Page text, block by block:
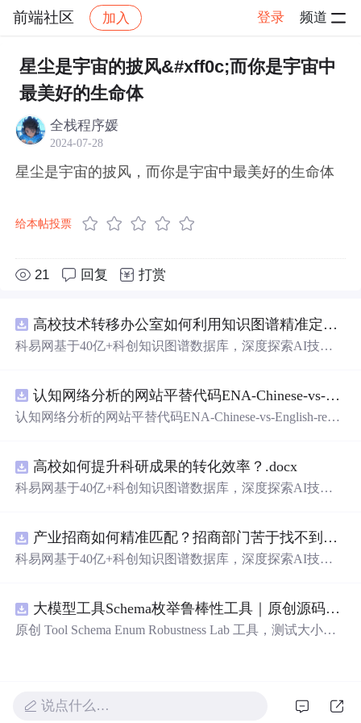
前端社区 加入 登录 频道
社区 前端社区 感慨 帖子详情
星尘是宇宙的披风&#xff0c;而你是宇宙中
最美好的生命体
全栈程序媛
2024-07-28
星尘是宇宙的披风，而你是宇宙中最美好的生命体
给本帖投票
21 回复 打赏
高校技术转移办公室如何利用知识图谱精准定位产业需求与技术适配点？.docx
科易网基于40亿+科创知识图谱数据库，深度探索AI技术
新领域的AI+数智化解决方案，推动科技创新与产业创新
智能化发展。
认知网络分析的网站平替代码ENA-Chinese-vs-English-reproducible.zip
认知网络分析的网站平替代码ENA-Chinese-vs-English-repro
高校如何提升科研成果的转化效率？.docx
科易网基于40亿+科创知识图谱数据库，深度探索AI技术
新领域的AI+数智化解决方案，推动科技创新与产业创新
智能化发展。
产业招商如何精准匹配？招商部门苦于找不到符合产业链补链强链方向的目标企业怎么办？.docx
科易网基于40亿+科创知识图谱数据库，深度探索AI技术
新领域的AI+数智化解决方案，推动科技创新与产业创新
智能化发展。
大模型工具Schema枚举鲁棒性工具｜原创源码+测试+离线报告
原创 Tool Schema Enum Robustness Lab 工具，测试大小
真实运行效果图、README、运行说明、功能清单、MIT
License 及原创与授权声明。运行时零第三方依赖，不包含
说点什么…